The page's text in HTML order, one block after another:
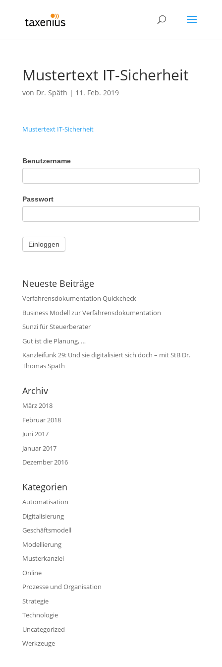
Mustertext IT-Sicherheit
von Dr. Späth | 11. Feb. 2019
Mustertext IT-Sicherheit
Benutzername
Passwort
Neueste Beiträge
Verfahrensdokumentation Quickcheck
Business Modell zur Verfahrensdokumentation
Sunzi für Steuerberater
Gut ist die Planung, …
Kanzleifunk 29: Und sie digitalisiert sich doch – mit StB Dr.
Thomas Späth
Archiv
März 2018
Februar 2018
Juni 2017
Januar 2017
Dezember 2016
Kategorien
Automatisation
Digitalisierung
Geschäftsmodell
Modellierung
Musterkanzlei
Online
Prozesse und Organisation
Strategie
Technologie
Uncategorized
Werkzeuge